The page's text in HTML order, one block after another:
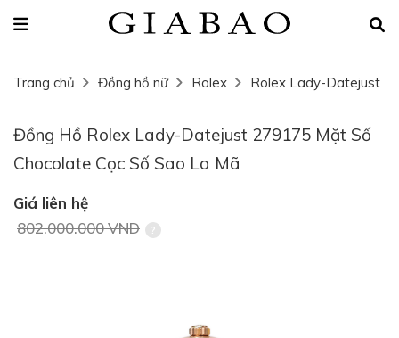
Trang chủ Đồng hồ nữ Rolex Rolex Lady-Datejust
Đồng Hồ Rolex Lady-Datejust 279175 Mặt Số
Chocolate Cọc Số Sao La Mã
Giá liên hệ
802.000.000 VND